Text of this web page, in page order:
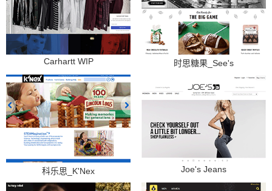
Carhartt WIP 时思糖果_See's
科乐思_K'Nex Joe's Jeans